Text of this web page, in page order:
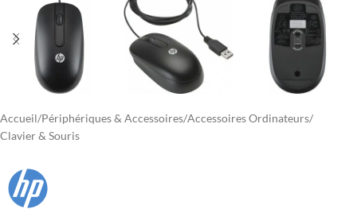
Accueil/Périphériques & Accessoires/Accessoires Ordinateurs/
Clavier & Souris